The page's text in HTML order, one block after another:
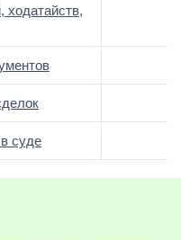
ходатайств,
суде